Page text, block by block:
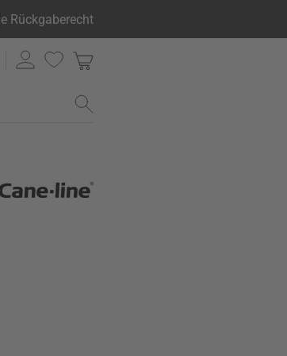
Rückgaberecht